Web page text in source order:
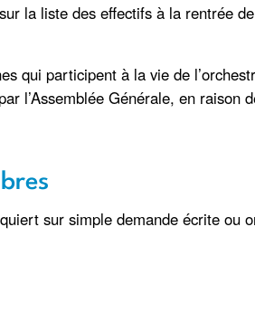
la liste des effectifs à la rentrée
qui participent à la vie de
l’Assemblée Générale, en
sur simple demande écrite ou